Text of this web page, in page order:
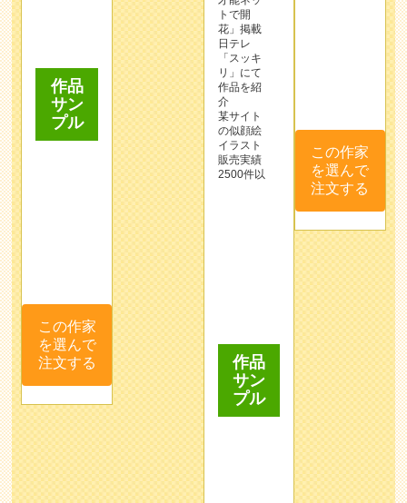
の似顔絵
イラスト
販売実績
2500件以